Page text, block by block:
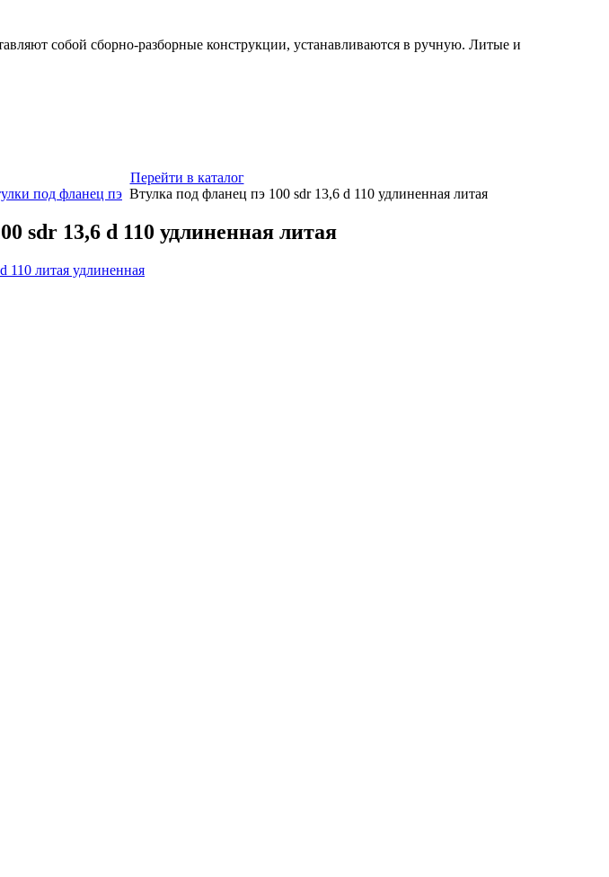
собой сборно-разборные конструкции, устанавливаются в ручную. Литые и
Перейти в каталог
под фланец пэ Втулка под фланец пэ 100 sdr 13,6 d 110 удлиненная литая
sdr 13,6 d 110 удлиненная литая